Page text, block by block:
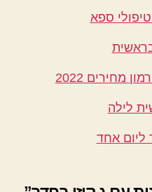
ספא
מחירים 2022
לילה
אחד